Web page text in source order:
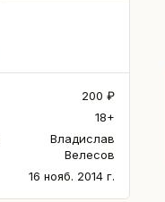
200 ₽
18+
Владислав
Велесов
16 нояб. 2014 г.